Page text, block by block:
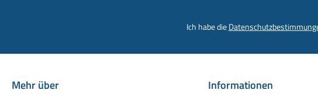
Ich habe die
Mehr über Informationen